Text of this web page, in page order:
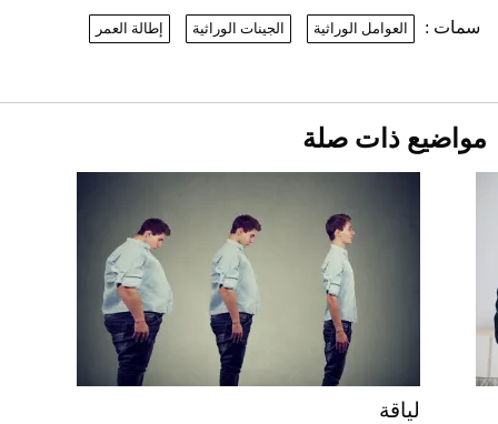
أغلى 10 عطور في العالم للرجال تمنحك فخامة
استثنائية
2026-07-25
"بوجاتي ميسترال" الاستثنائية للبيع في
مزاد مونتيري
2026-07-23
سمات : العوامل الوراثية الجينات الوراثية إطالة العمر
مواضيع ذات صلة
لياقة